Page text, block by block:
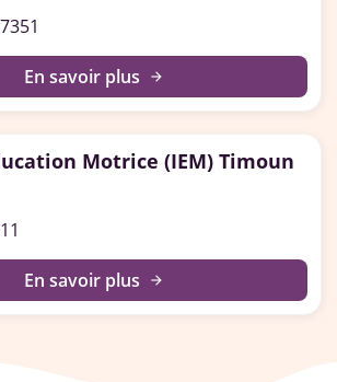
En savoir plus arrow_forward
Motrice (IEM) Timoun
En savoir plus arrow_forward